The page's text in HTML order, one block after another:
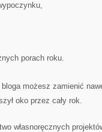
porach roku.
możesz zamienić
oko przez cały rok.
własnoręcznych